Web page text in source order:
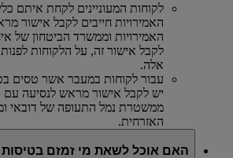
לקוחות המעוניינים לקחת איתם
האמירויות חייבים לקבל אישור
האמירויות וממשרד הביטחון של
לקבל אישור זה, על הלקוחות
אלה.
עבור לקוחות במעבר אשר טסים
יש לקבל אישור מראש לנסיעה עם
ממשטרת נמל התעופה של דובאי
האזרחית.
האם אוכל לשאת מי זמזם בטיסות Emirates?